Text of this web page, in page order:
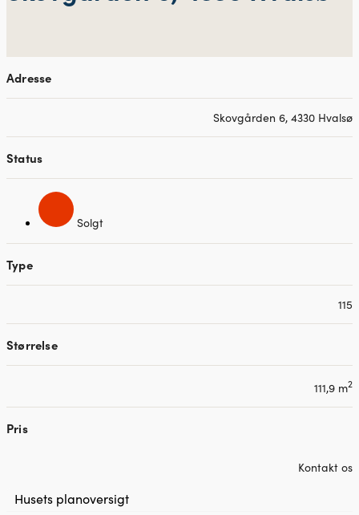
Adresse
Skovgården 6, 4330 Hvalsø
Status
Solgt
Type
115
Størrelse
111,9 m2
Pris
Kontakt os